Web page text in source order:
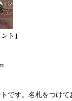
ト1
です。名札をつけて